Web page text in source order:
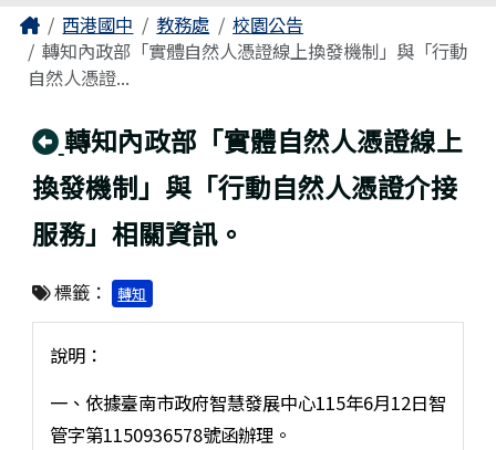
主內容區域
Home西港國中 教務處
校園公告
轉知內政部「實體自然人憑證線上換發機制」與「行動
自然人憑證...
回上頁
轉知內政部「實體自然人憑證線上
換發機制」與「行動自然人憑證介接
服務」相關資訊。
標籤： 轉知
說明：
一、依據臺南市政府智慧發展中心115年6月12日智
管字第1150936578號函辦理。
頁尾區域